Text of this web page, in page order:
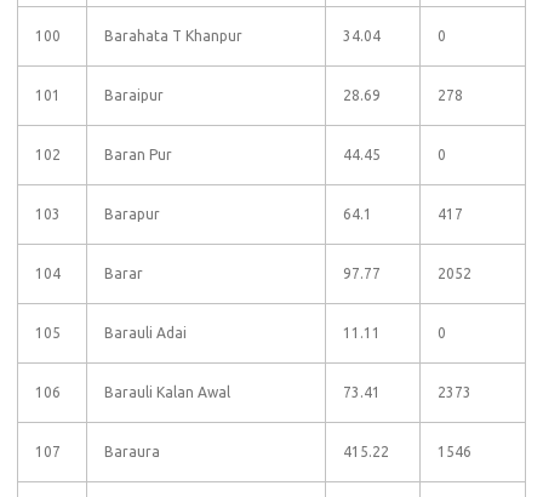
100 Barahata T Khanpur 34.04 0
101 Baraipur 28.69 278
102 Baran Pur 44.45 0
103 Barapur 64.1 417
104 Barar 97.77 2052
105 Barauli Adai 11.11 0
106 Barauli Kalan Awal 73.41 2373
107 Baraura 415.22 1546